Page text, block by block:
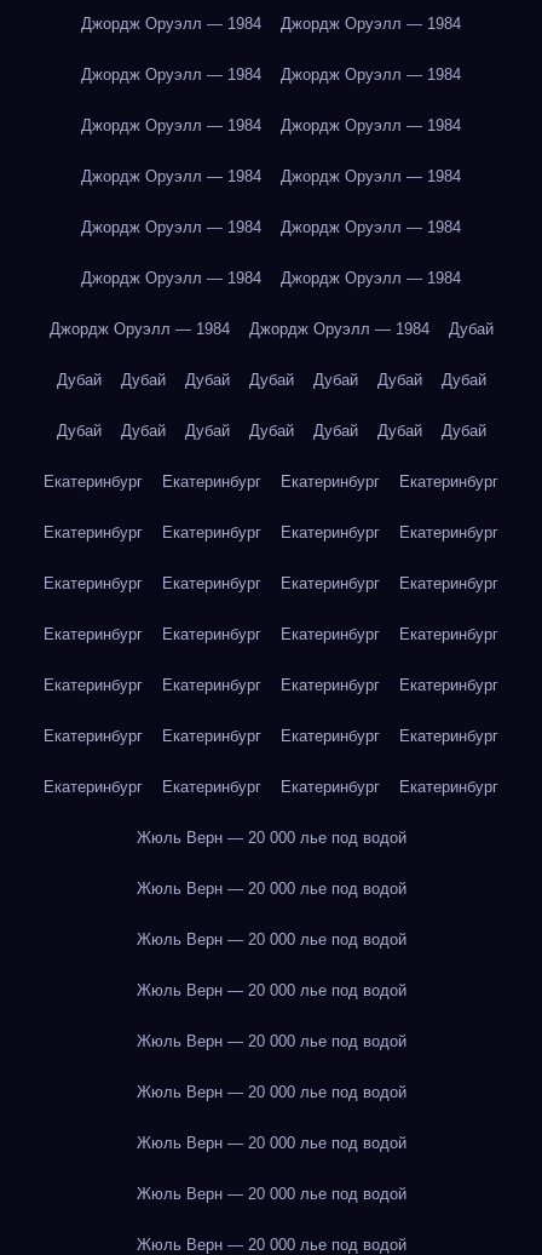
Джордж Оруэлл — 1984 Джордж Оруэлл — 1984
Джордж Оруэлл — 1984 Джордж Оруэлл — 1984
Джордж Оруэлл — 1984 Джордж Оруэлл — 1984
Джордж Оруэлл — 1984 Джордж Оруэлл — 1984
Джордж Оруэлл — 1984 Джордж Оруэлл — 1984
Джордж Оруэлл — 1984 Джордж Оруэлл — 1984
Джордж Оруэлл — 1984 Джордж Оруэлл — 1984 Дубай
Дубай Дубай Дубай Дубай Дубай Дубай Дубай
Дубай Дубай Дубай Дубай Дубай Дубай Дубай
Екатеринбург Екатеринбург Екатеринбург Екатеринбург
Екатеринбург Екатеринбург Екатеринбург Екатеринбург
Екатеринбург Екатеринбург Екатеринбург Екатеринбург
Екатеринбург Екатеринбург Екатеринбург Екатеринбург
Екатеринбург Екатеринбург Екатеринбург Екатеринбург
Екатеринбург Екатеринбург Екатеринбург Екатеринбург
Екатеринбург Екатеринбург Екатеринбург Екатеринбург
Жюль Верн — 20 000 лье под водой
Жюль Верн — 20 000 лье под водой
Жюль Верн — 20 000 лье под водой
Жюль Верн — 20 000 лье под водой
Жюль Верн — 20 000 лье под водой
Жюль Верн — 20 000 лье под водой
Жюль Верн — 20 000 лье под водой
Жюль Верн — 20 000 лье под водой
Жюль Верн — 20 000 лье под водой